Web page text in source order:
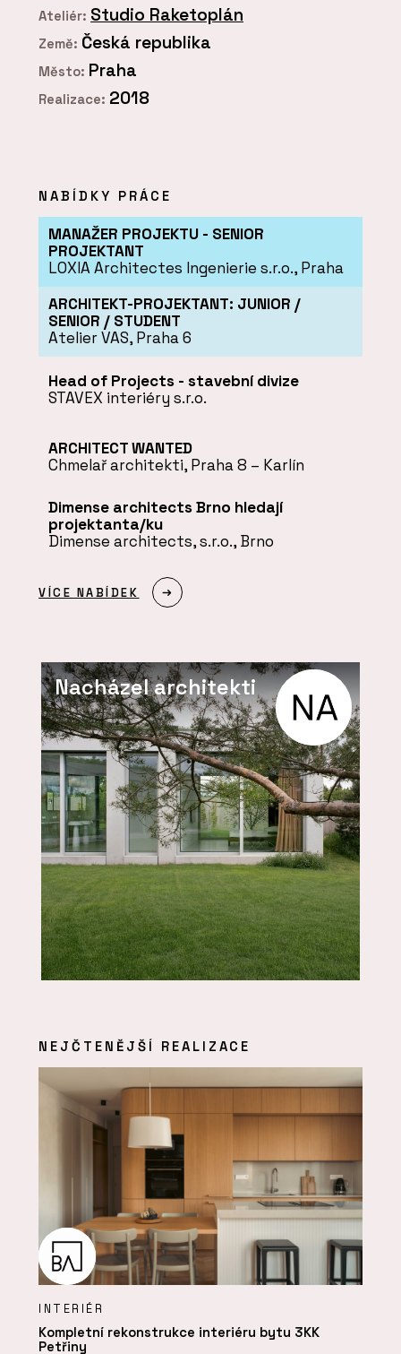
Ateliér: Studio Raketoplán
Země: Česká republika
Město: Praha
Realizace: 2018
NABÍDKY PRÁCE
MANAŽER PROJEKTU - SENIOR
PROJEKTANT
LOXIA Architectes Ingenierie s.r.o., Praha
ARCHITEKT-PROJEKTANT: JUNIOR /
SENIOR / STUDENT
Atelier VAS, Praha 6
Head of Projects - stavební divize
STAVEX interiéry s.r.o.
ARCHITECT WANTED
Chmelař architekti, Praha 8 – Karlín
Dimense architects Brno hledají
projektanta/ku
Dimense architects, s.r.o., Brno
VÍCE NABÍDEK
Nacházel architekti
NEJČTENĚJŠÍ REALIZACE
INTERIÉR
Kompletní rekonstrukce interiéru bytu 3KK
Petřiny